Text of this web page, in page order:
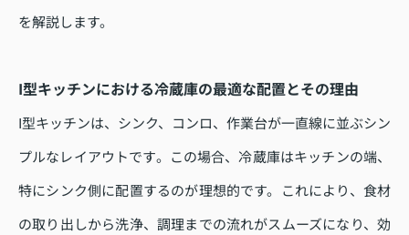
を解説します。
I型キッチンにおける冷蔵庫の最適な配置とその理由
I型キッチンは、シンク、コンロ、作業台が一直線に並ぶシン
プルなレイアウトです。この場合、冷蔵庫はキッチンの端、
特にシンク側に配置するのが理想的です。これにより、食材
の取り出しから洗浄、調理までの流れがスムーズになり、効